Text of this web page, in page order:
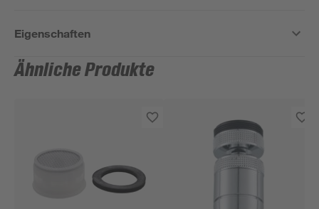
Eigenschaften
Ähnliche Produkte